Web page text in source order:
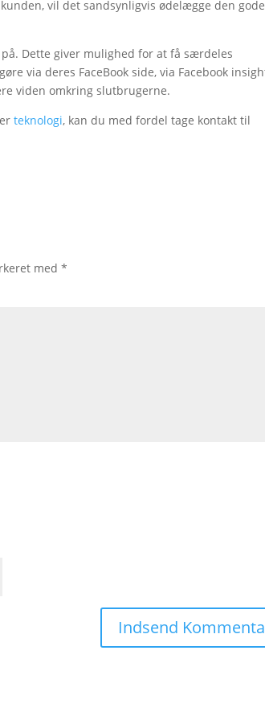
vil det sandsynligvis ødelægge den gode
Dette giver mulighed for at få særdeles
via deres FaceBook side, via Facebook
viden omkring slutbrugerne.
teknologi, kan du med fordel tage kontakt til
med*